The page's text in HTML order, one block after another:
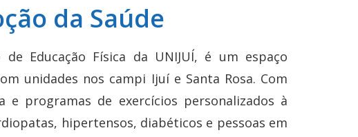
da Saúde
Educação Física da UNIJUÍ, é um espaço
unidades nos campi Ijuí e Santa Rosa. Com
programas de exercícios personalizados à
hipertensos, diabéticos e pessoas em